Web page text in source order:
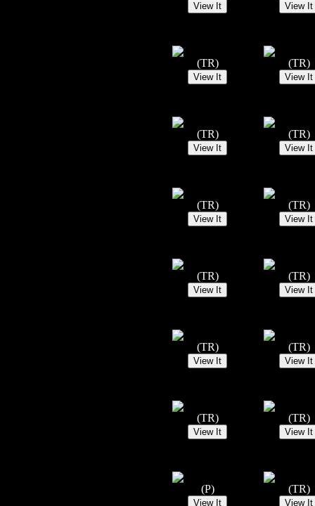
(TR) (TR)
(TR) (TR)
(TR) (TR)
(TR) (TR)
(TR) (TR)
(TR) (TR)
(P) (TR)